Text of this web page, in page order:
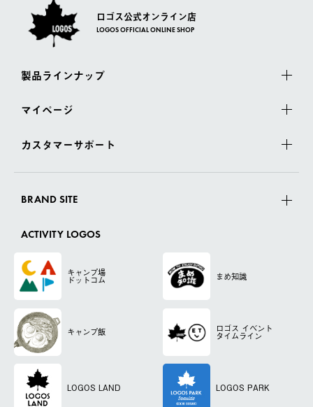
ロゴス公式オンライン店
LOGOS OFFICIAL ONLINE SHOP
製品ラインナップ
マイページ
カスタマーサポート
BRAND SITE
ACTIVITY LOGOS
キャンプ場
ドットコム まめ知識
キャンプ飯 ロゴス イベント
タイムライン
LOGOS LAND LOGOS PARK